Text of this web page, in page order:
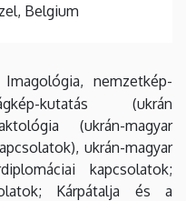
Belgium
nemzetkép-
kutatás (ukrán
(ukrán-magyar
ukrán-magyar
kapcsolatok;
Kárpátalja és a